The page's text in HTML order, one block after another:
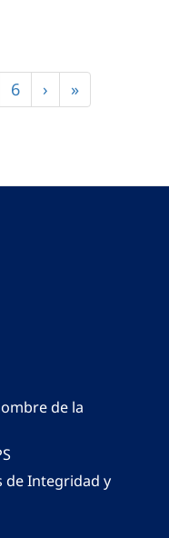
Página
6
Siguiente
página
›
Última
página
»
de la
de Integridad y